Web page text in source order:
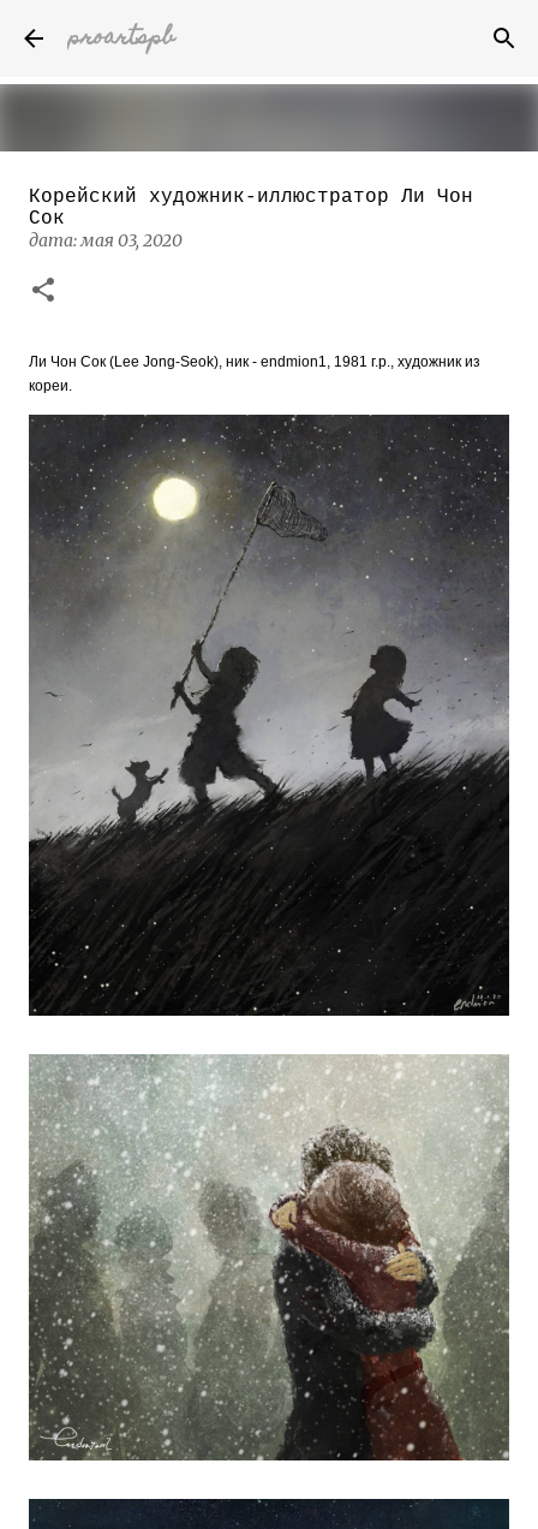
proartspb
Бумажные скульптуры канадского
художника Келвина Николса (Calvin
Nicholls)
Корейский художник-иллюстратор Ли Чон
Сок
дата:мая 03, 2020
Ли Чон Сок (Lee Jong-Seok), ник - endmion1, 1981 г.р., художник из
кореи.